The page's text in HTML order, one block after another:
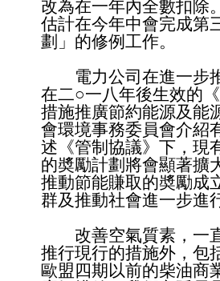
改為在一年內全數扣除
估計在今年中會完成第
劃」的修例工作。
電力公司在進一步推
在二○一八年後生效的
措施推廣節約能源及能
會環境事務委員會介紹
述《管制協議》下，現
的奬勵計劃將會顯著擴
推動節能賺取的奬勵成
群及推動社會進一步進
改善空氣質素，一直
推行現行的措施外，包
歐盟四期以前的柴油商